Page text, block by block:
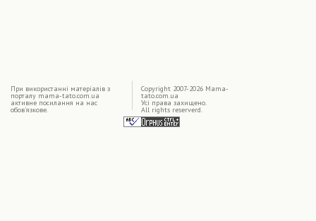
При використаннi матерiалiв з
порталу mama-tato.com.ua
активне посилання на нас
обов'язкове.
Copyright 2007-2026 Mama-
tato.com.ua
Усі права захищено.
All rights reserverd.